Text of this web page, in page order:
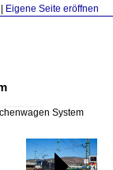
Eigene Seite eröffnen
System